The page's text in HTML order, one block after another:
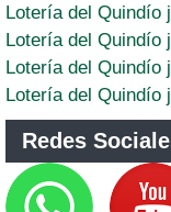
Lotería del Quindío
Lotería del Quindío
Lotería del Quindío
Lotería del Quindío
Redes